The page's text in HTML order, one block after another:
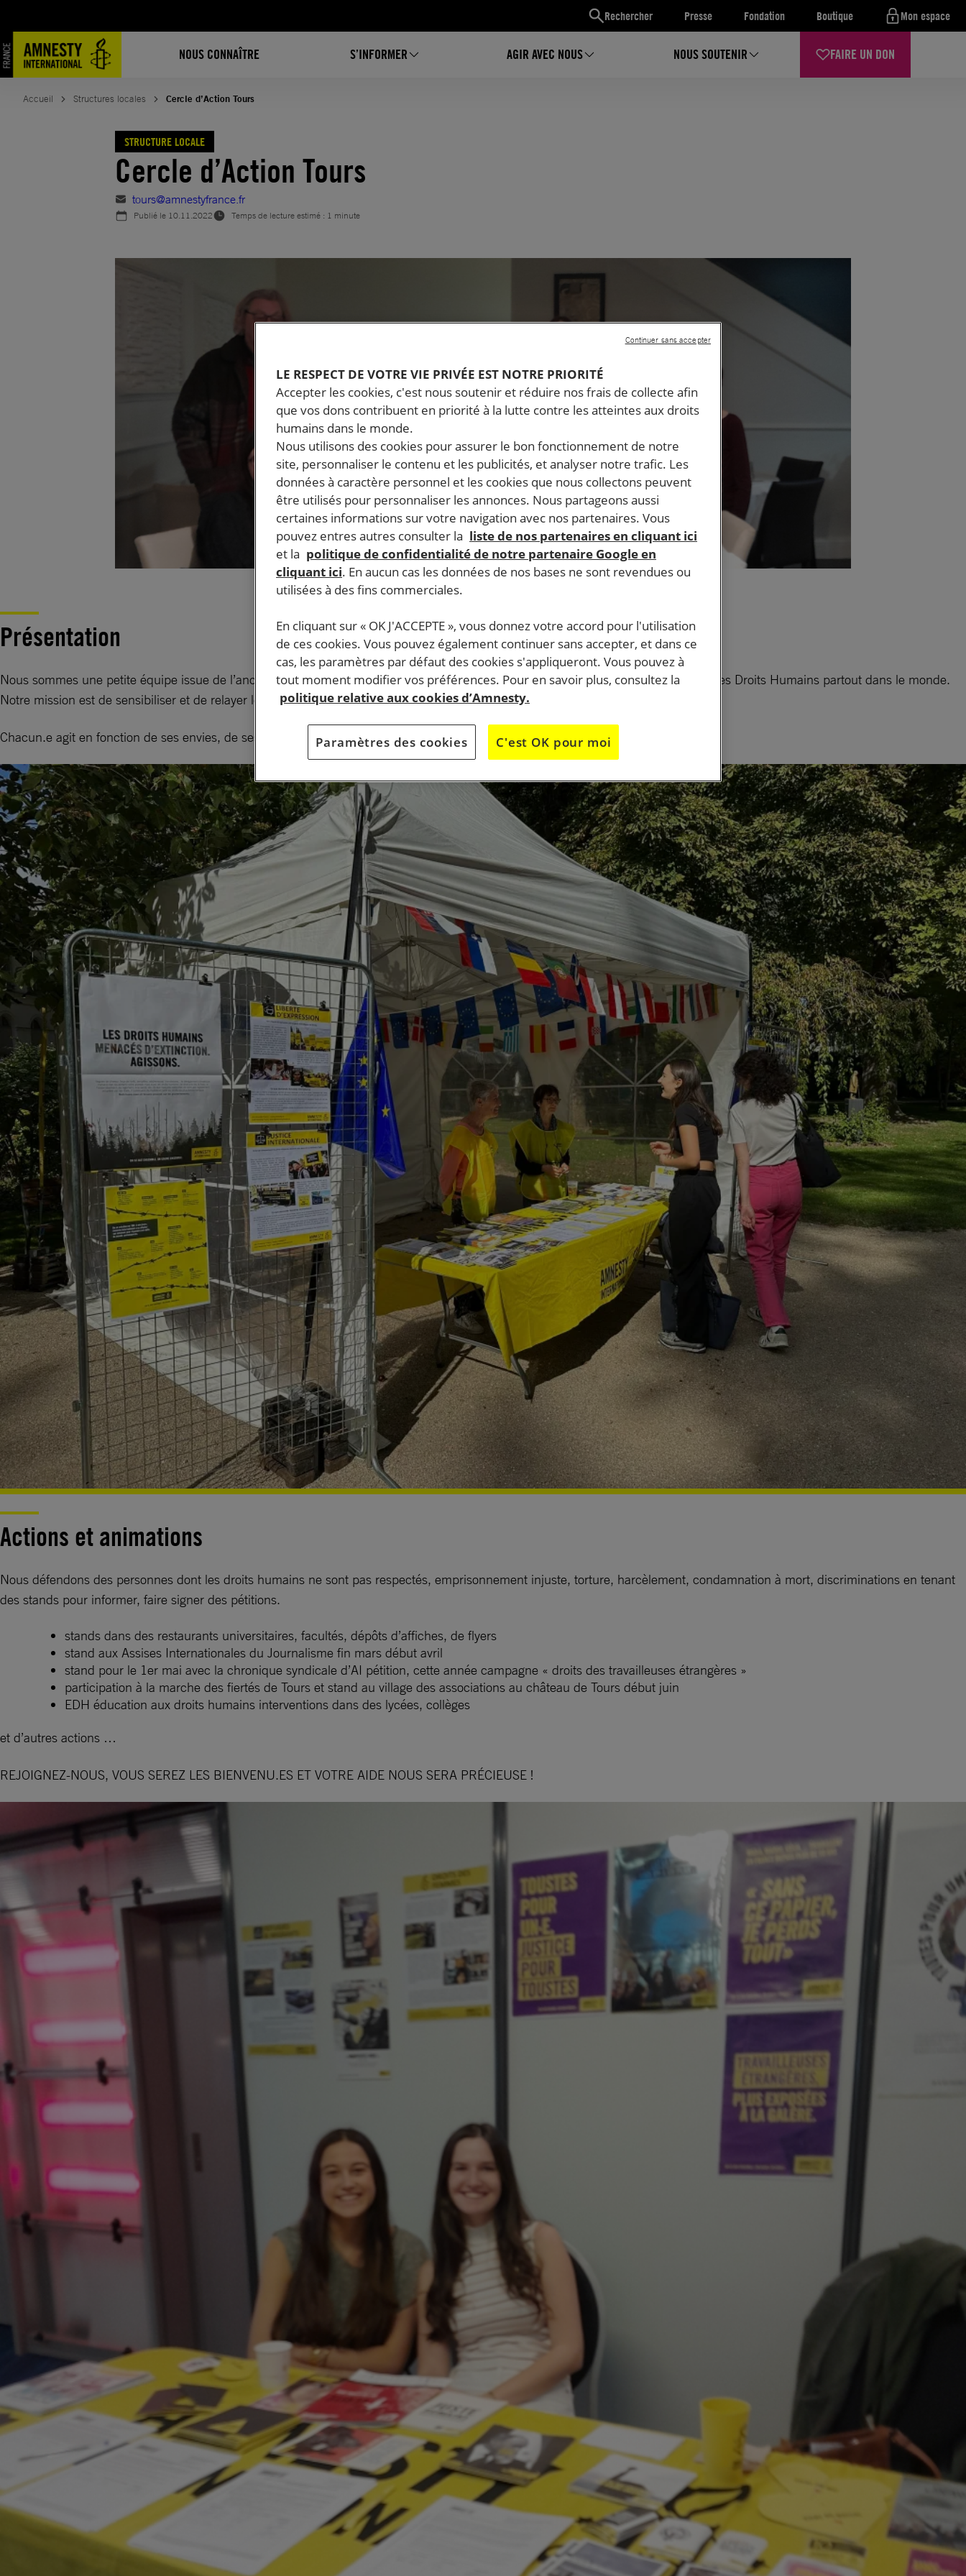
Rechercher Presse Fondation Boutique Mon espace
NOUS CONNAÎTRE S’INFORMER AGIR AVEC NOUS NOUS SOUTENIR FAIRE UN DON
contenu
Accueil Structures locales Cercle d’Action Tours
STRUCTURE LOCALE
Cercle d’Action Tours
tours@amnestyfrance.fr
Publié le 10.11.2022 Temps de lecture estimé : 1 minute
Présentation
Nous sommes une petite équipe issue de l’ancien groupe de Tours et nous partageons toutes et tous la même volonté de défendre les Droits Humains partout dans le monde.
Notre mission est de sensibiliser et de relayer localement les actions et messages d’Amnesty International.
Chacun.e agit en fonction de ses envies, de ses compétences et de sa disponibilité.
Actions et animations
Nous défendons des personnes dont les droits humains ne sont pas respectés, emprisonnement injuste, torture, harcèlement, condamnation à mort, discriminations en tenant
des stands pour informer, faire signer des pétitions.
stands dans des restaurants universitaires, facultés, dépôts d’affiches, de flyers
stand aux Assises Internationales du Journalisme fin mars début avril
stand pour le 1er mai avec la chronique syndicale d’AI pétition, cette année campagne « droits des travailleuses étrangères »
participation à la marche des fiertés de Tours et stand au village des associations au château de Tours début juin
EDH éducation aux droits humains interventions dans des lycées, collèges
et d’autres actions …
REJOIGNEZ-NOUS, VOUS SEREZ LES BIENVENU.ES ET VOTRE AIDE NOUS SERA PRÉCIEUSE !
LE RESPECT DE VOTRE VIE PRIVÉE EST NOTRE PRIORITÉ
Accepter les cookies, c'est nous soutenir et réduire nos frais de collecte afin
que vos dons contribuent en priorité à la lutte contre les atteintes aux droits
humains dans le monde.
Nous utilisons des cookies pour assurer le bon fonctionnement de notre
site, personnaliser le contenu et les publicités, et analyser notre trafic. Les
données à caractère personnel et les cookies que nous collectons peuvent
être utilisés pour personnaliser les annonces. Nous partageons aussi
certaines informations sur votre navigation avec nos partenaires. Vous
pouvez entres autres consulter la liste de nos partenaires en cliquant ici
et la politique de confidentialité de notre partenaire Google en
cliquant ici. En aucun cas les données de nos bases ne sont revendues ou
utilisées à des fins commerciales.
En cliquant sur « OK J'ACCEPTE », vous donnez votre accord pour l'utilisation
de ces cookies. Vous pouvez également continuer sans accepter, et dans ce
cas, les paramètres par défaut des cookies s'appliqueront. Vous pouvez à
tout moment modifier vos préférences. Pour en savoir plus, consultez la
politique relative aux cookies d’Amnesty.
Paramètres des cookies C'est OK pour moi
Continuer sans accepter